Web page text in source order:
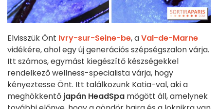
Elvisszük Önt Ivry-sur-Seine-be, aVal-de-Marne
vidékére, ahol egy új generációs szépségszalon várja.
Itt számos, egymást kiegészítő készségekkel
rendelkező wellness-specialista várja, hogy
kényeztesse Önt. Itt találkozunk Katia-val, aki a
meghökkentő japán HeadSpa mögött áll, amelynek